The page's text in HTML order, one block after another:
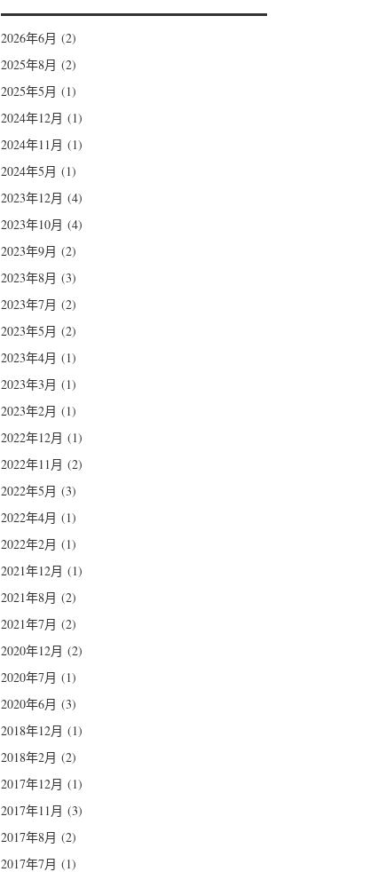
2026年6月 (2)
2025年8月 (2)
2025年5月 (1)
2024年12月 (1)
2024年11月 (1)
2024年5月 (1)
2023年12月 (4)
2023年10月 (4)
2023年9月 (2)
2023年8月 (3)
2023年7月 (2)
2023年5月 (2)
2023年4月 (1)
2023年3月 (1)
2023年2月 (1)
2022年12月 (1)
2022年11月 (2)
2022年5月 (3)
2022年4月 (1)
2022年2月 (1)
2021年12月 (1)
2021年8月 (2)
2021年7月 (2)
2020年12月 (2)
2020年7月 (1)
2020年6月 (3)
2018年12月 (1)
2018年2月 (2)
2017年12月 (1)
2017年11月 (3)
2017年8月 (2)
2017年7月 (1)